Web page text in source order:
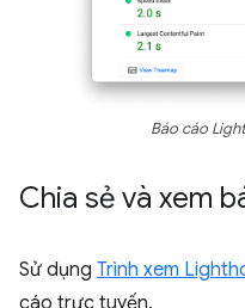
Báo cáo
Chia sẻ và xem
Sử dụng Trình xem
cáo trực tuyến.